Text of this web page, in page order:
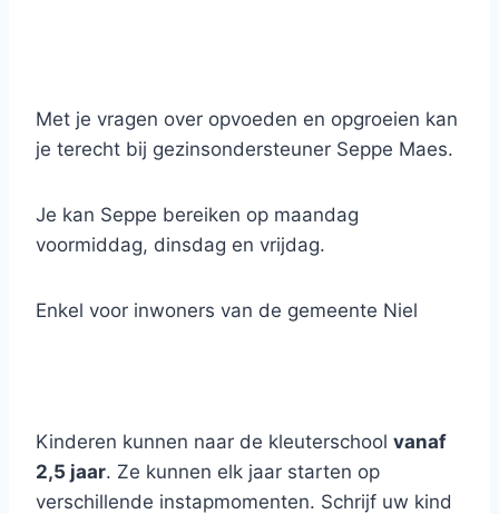
Met je vragen over opvoeden en opgroeien kan
je terecht bij gezinsondersteuner Seppe Maes.
Je kan Seppe bereiken op maandag
voormiddag, dinsdag en vrijdag.
Enkel voor inwoners van de gemeente Niel
Kinderen kunnen naar de kleuterschool vanaf
2,5 jaar. Ze kunnen elk jaar starten op
verschillende instapmomenten. Schrijf uw kind